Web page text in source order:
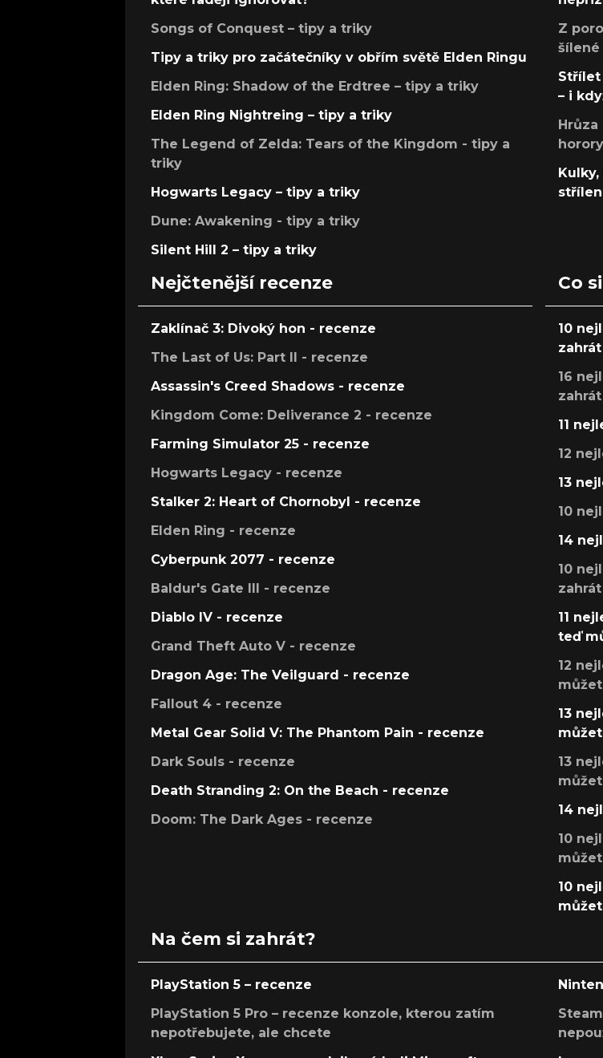
Songs of Conquest – tipy a triky
Tipy a triky pro začátečníky v obřím světě Elden Ringu
Elden Ring: Shadow of the Erdtree – tipy a triky
Elden Ring Nightreing – tipy a triky
The Legend of Zelda: Tears of the Kingdom - tipy a
triky
Hogwarts Legacy – tipy a triky
Dune: Awakening - tipy a triky
Silent Hill 2 – tipy a triky
Z
Střílet
– i
Nejčtenější recenze
Zaklínač 3: Divoký hon - recenze
The Last of Us: Part II - recenze
Assassin's Creed Shadows - recenze
Kingdom Come: Deliverance 2 - recenze
Farming Simulator 25 - recenze
Hogwarts Legacy - recenze
Stalker 2: Heart of Chornobyl - recenze
Elden Ring - recenze
Cyberpunk 2077 - recenze
Baldur's Gate III - recenze
Diablo IV - recenze
Grand Theft Auto V - recenze
Dragon Age: The Veilguard - recenze
Fallout 4 - recenze
Metal Gear Solid V: The Phantom Pain - recenze
Dark Souls - recenze
Death Stranding 2: On the Beach - recenze
Doom: The Dark Ages - recenze
Co
10
zahrát
16
zahrát
11
12
13
10
14
10
zahrát
11
teď
12
13
13
14
10
10
Na čem si zahrát?
PlayStation 5 – recenze
PlayStation 5 Pro – recenze konzole, kterou zatím
nepotřebujete, ale chcete